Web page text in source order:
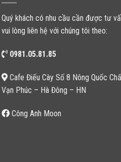
Quý khách có nhu cầu cần được tư
vui lòng liên hệ với chúng tôi theo:
0981.05.81.85
Cafe Điếu Cày Số 8 Nông Quốc
Vạn Phúc – Hà Đông – HN
Công Anh Moon